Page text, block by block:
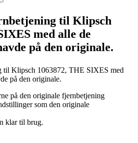
til Klipsch
med alle de
på den originale.
til Klipsch 1063872, THE SIXES med
på den originale.
på den originale fjernbetjening
som den originale
klar til brug.